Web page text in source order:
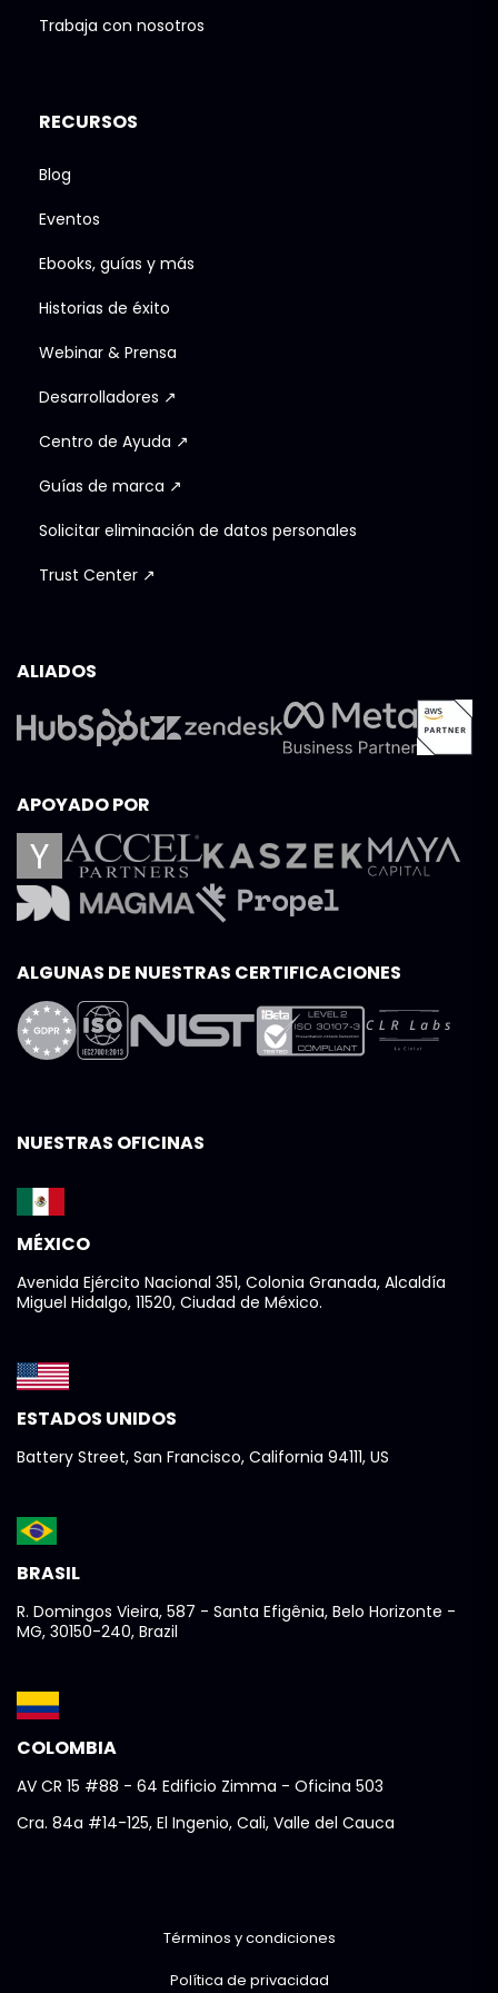
Trabaja con nosotros
RECURSOS
Blog
Eventos
Ebooks, guías y más
Historias de éxito
Webinar & Prensa
Desarrolladores ↗
Centro de Ayuda ↗
Guías de marca ↗
Solicitar eliminación de datos personales
Trust Center ↗
ALIADOS
APOYADO POR
ALGUNAS DE NUESTRAS CERTIFICACIONES
NUESTRAS OFICINAS
MÉXICO
Avenida Ejército Nacional 351, Colonia Granada, Alcaldía
Miguel Hidalgo, 11520, Ciudad de México.
ESTADOS UNIDOS
Battery Street, San Francisco, California 94111, US
BRASIL
R. Domingos Vieira, 587 - Santa Efigênia, Belo Horizonte -
MG, 30150-240, Brazil
COLOMBIA
AV CR 15 #88 - 64 Edificio Zimma - Oficina 503
Cra. 84a #14-125, El Ingenio, Cali, Valle del Cauca
Términos y condiciones
Política de privacidad